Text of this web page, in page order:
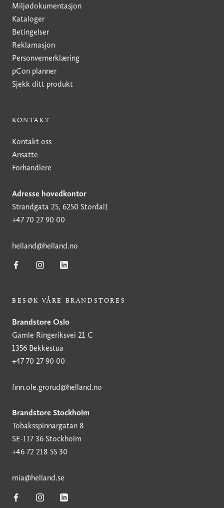
Miljødokumentasjon
Kataloger
Betingelser
Reklamasjon
Personvernerklæring
pCon planner
Sjekk ditt produkt
KONTAKT
Kontakt oss
Ansatte
Forhandlere
Adresse hovedkontor
Strandgata 25, 6250 Stordal1
+47 70 27 90 00
helland@helland.no
BESØK VÅRE BRANDSTORES
Brandstore Oslo
Gamle Ringeriksvei 21 C
1356 Bekkestua
+47 70 27 90 00
finn.ole.grorud@helland.no
Brandstore Stockholm
Tobaksspinnargatan 8
SE-117 36 Stockholm
+46 72 218 55 30
mia@helland.se